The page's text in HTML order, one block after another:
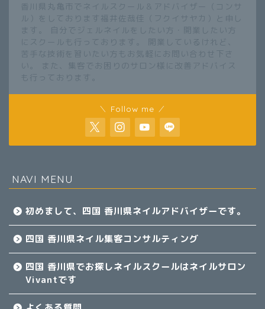
香川県丸亀市でネイルスクール＆アドバイザー（コンサ
ル）をしております福井佐哉佳（フクイサヤカ）と申し
ます。 自分でジェルネイルをしたい方・開業したい方
にスクールも行っております。 開業しているけれど、
苦手な技術を習いたい方もお気軽にお問い合わせ下さ
い。 また、集客でお困りのサロン様に改善アドバイス
も行っております。
＼ Follow me ／
NAVI MENU
初めまして、四国 香川県ネイルアドバイザーです。
四国 香川県ネイル集客コンサルティング
四国 香川県でお探しネイルスクールはネイルサロン
Vivantです